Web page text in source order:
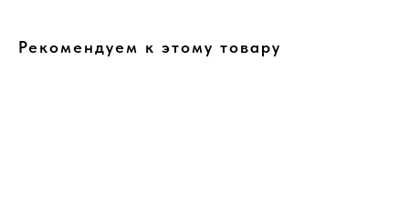
Рекомендуем к этому товару